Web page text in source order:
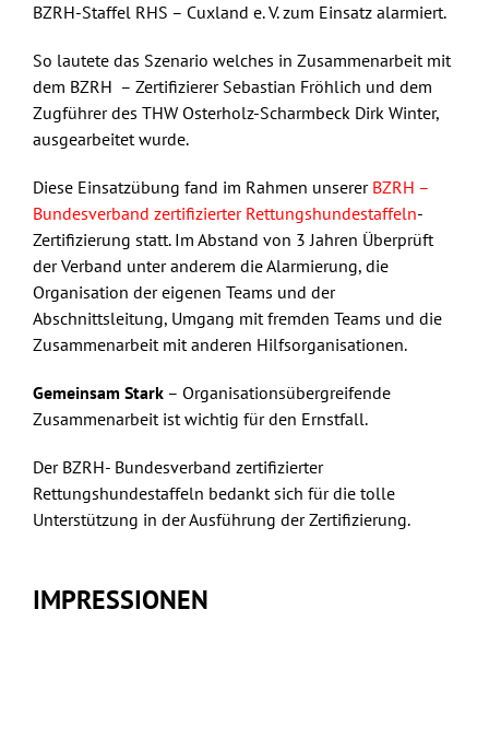
BZRH-Staffel RHS – Cuxland e. V. zum Einsatz alarmiert.
So lautete das Szenario welches in Zusammenarbeit mit
dem BZRH – Zertifizierer Sebastian Fröhlich und dem
Zugführer des THW Osterholz-Scharmbeck Dirk Winter,
ausgearbeitet wurde.
Diese Einsatzübung fand im Rahmen unserer BZRH –
Bundesverband zertifizierter Rettungshundestaffeln-
Zertifizierung statt. Im Abstand von 3 Jahren Überprüft
der Verband unter anderem die Alarmierung, die
Organisation der eigenen Teams und der
Abschnittsleitung, Umgang mit fremden Teams und die
Zusammenarbeit mit anderen Hilfsorganisationen.
Gemeinsam Stark – Organisationsübergreifende
Zusammenarbeit ist wichtig für den Ernstfall.
Der BZRH- Bundesverband zertifizierter
Rettungshundestaffeln bedankt sich für die tolle
Unterstützung in der Ausführung der Zertifizierung.
IMPRESSIONEN